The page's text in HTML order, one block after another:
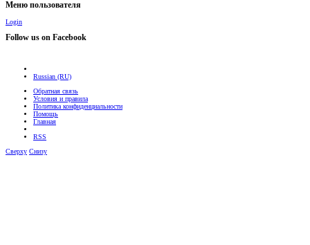
Меню пользователя
Login
Follow us on Facebook
Russian (RU)
Обратная связь
Условия и правила
Политика конфиденциальности
Помощь
Главная
RSS
Сверху Снизу